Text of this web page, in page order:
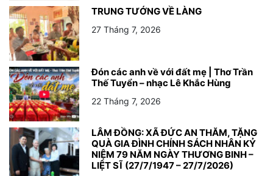
TRUNG TƯỚNG VỀ LÀNG
27 Tháng 7, 2026
Đón các anh về với đất mẹ | Thơ Trần
Thế Tuyển – nhạc Lê Khắc Hùng
22 Tháng 7, 2026
LÂM ĐỒNG: XÃ ĐỨC AN THĂM, TẶNG
QUÀ GIA ĐÌNH CHÍNH SÁCH NHÂN KỶ
NIỆM 79 NĂM NGÀY THƯƠNG BINH –
LIỆT SĨ (27/7/1947 – 27/7/2026)